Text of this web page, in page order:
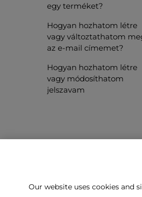
egy terméket?
Hogyan hozhatom létre
vagy változtathatom
az e-mail címemet?
Hogyan hozhatom létre
vagy módosíthatom
jelszavam
Our website uses cookies and